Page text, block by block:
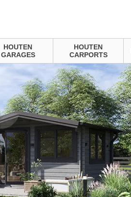
HOUTEN
GARAGES
HOUTEN
CARPORTS